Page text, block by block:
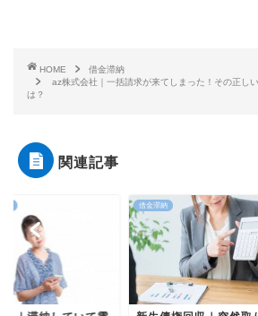
HOME
借金滞納
az株式会社｜一括請求が来てしまった！その正し
は？
関連記事
借金滞納